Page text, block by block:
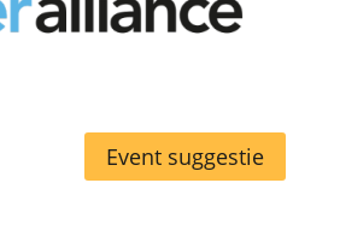
Event suggestie